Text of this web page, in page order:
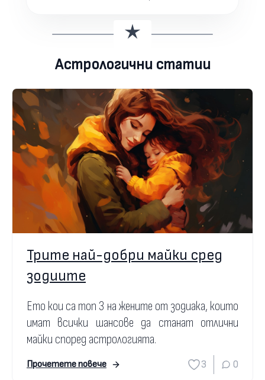
Астрологични статии
Трите най-добри майки сред
зодиите
Ето кои са топ 3 на жените от зодиака, които
имат всички шансове да станат отлични
майки според астрологията.
Прочетете повече 3 0